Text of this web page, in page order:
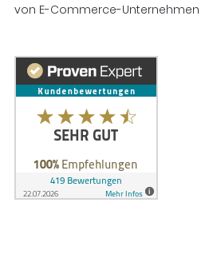
von E-Commerce-Unternehmen